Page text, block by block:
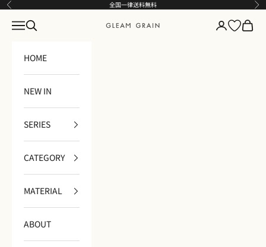
コンテンツへスキップ
前へ 全国一律送料無料 次
GLEAM GRAIN
メニュー
検索 ログインカート
HOME
NEW IN
SERIES
CATEGORY
MATERIAL
ABOUT